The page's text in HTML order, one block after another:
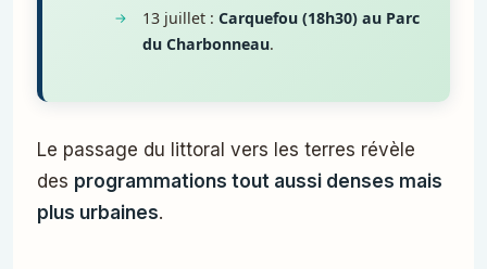
13 juillet :Carquefou (18h30) au Parc
du Charbonneau.
Le passage du littoral vers les terres révèle
des programmations tout aussi denses mais
plus urbaines.